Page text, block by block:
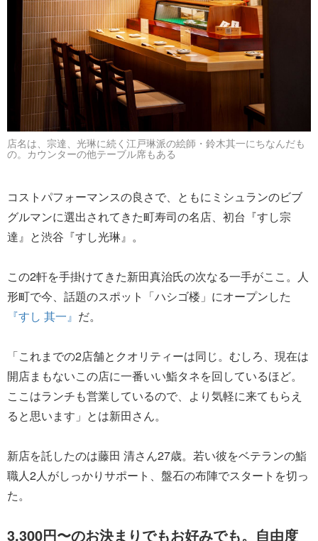
店名は、宗達、光琳に続く江戸琳派の絵師・鈴木其一にちなんだも
の。カウンターの他テーブル席もある
コストパフォーマンスの良さで、ともにミシュランのビブ
グルマンに選出されてきた町寿司の名店、初台『すし宗
達』と渋谷『すし光琳』。
この2軒を手掛けてきた新田真治氏の次なる一手がここ。人
形町で今、話題のスポット「ハシゴ楼」にオープンした
『すし 其一』 だ。
「これまでの2店舗とクオリティーは同じ。むしろ、現在は
開店まもないこの店に一番いい鮨タネを回しているほど。
ここはランチも営業しているので、より気軽に来てもらえ
ると思います」とは新田さん。
新店を託したのは藤田 清さん27歳。若い彼をベテランの鮨
職人2人がしっかりサポート、盤石の布陣でスタートを切っ
た。
3,300円〜のお決まりでもお好みでも。自由度